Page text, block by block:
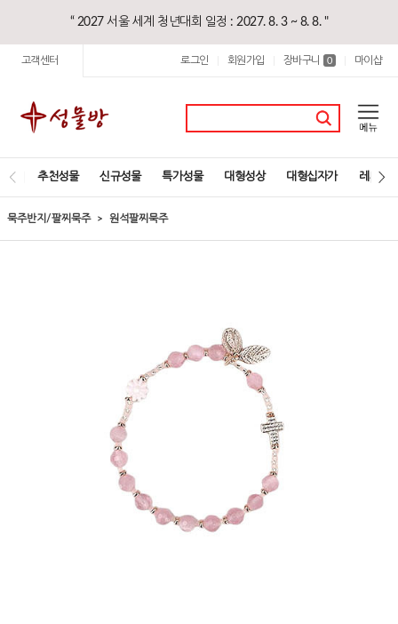
“ 2027 서울 세계 청년대회 일정 : 2027. 8. 3 ~ 8. 8. "
고객센터 로그인 회원가입 장바구니 0 마이샵
추천성물 신규성물 특가성물 대형성상 대형십자가 레지오
묵주반지/팔찌묵주 원석팔찌묵주